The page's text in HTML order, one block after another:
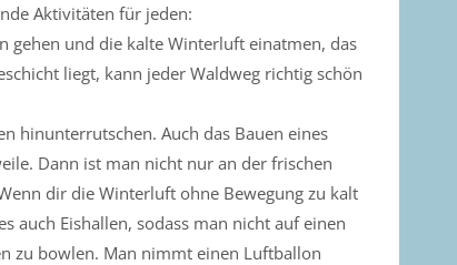
Aktivitäten für jeden:
gehen und die kalte Winterluft einatmen, das
liegt, kann jeder Waldweg richtig schön
hinunterrutschen. Auch das Bauen eines
Dann ist man nicht nur an der frischen
dir die Winterluft ohne Bewegung zu kalt
auch Eishallen, sodass man nicht auf einen
zu bowlen. Man nimmt einen Luftballon